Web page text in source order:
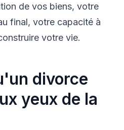
de vos biens, votre
final, votre capacité à
votre vie.
divorce
yeux de la